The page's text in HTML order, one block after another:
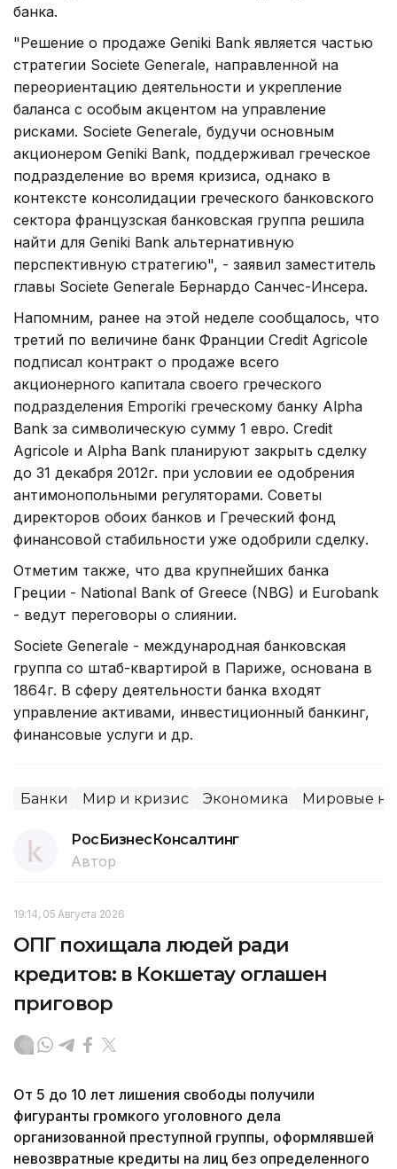
банка.
"Решение о продаже Geniki Bank является частью
стратегии Societe Generale, направленной на
переориентацию деятельности и укрепление
баланса с особым акцентом на управление
рисками. Societe Generale, будучи основным
акционером Geniki Bank, поддерживал греческое
подразделение во время кризиса, однако в
контексте консолидации греческого банковского
сектора французская банковская группа решила
найти для Geniki Bank альтернативную
перспективную стратегию", - заявил заместитель
главы Societe Generale Бернардо Санчес-Инсера.
Напомним, ранее на этой неделе сообщалось, что
третий по величине банк Франции Credit Agricole
подписал контракт о продаже всего
акционерного капитала своего греческого
подразделения Emporiki греческому банку Alpha
Bank за символическую сумму 1 евро. Credit
Agricole и Alpha Bank планируют закрыть сделку
до 31 декабря 2012г. при условии ее одобрения
антимонопольными регуляторами. Советы
директоров обоих банков и Греческий фонд
финансовой стабильности уже одобрили сделку.
Отметим также, что два крупнейших банка
Греции - National Bank of Greece (NBG) и Eurobank
- ведут переговоры о слиянии.
Societe Generale - международная банковская
группа со штаб-квартирой в Париже, основана в
1864г. В сферу деятельности банка входят
управление активами, инвестиционный банкинг,
финансовые услуги и др.
Банки Мир и кризис Экономика Мировые
РосБизнесКонсалтинг
Автор
19:14, 05 Августа 2026
ОПГ похищала людей ради
кредитов: в Кокшетау оглашен
приговор
От 5 до 10 лет лишения свободы получили
фигуранты громкого уголовного дела
организованной преступной группы, оформлявшей
невозвратные кредиты на лиц без определенного